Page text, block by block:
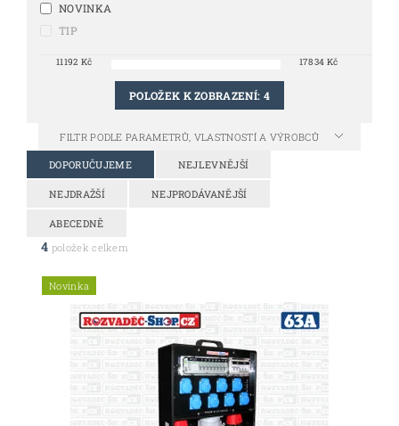
NOVINKA
TIP
11192 Kč 17834 Kč
POLOŽEK K ZOBRAZENÍ: 4
FILTR PODLE PARAMETRŮ, VLASTNOSTÍ A VÝROBCŮ
DOPORUČUJEME NEJLEVNĚJŠÍ
NEJDRAŽŠÍ NEJPRODÁVANĚJŠÍ
ABECEDNĚ
4 položek celkem
Novinka